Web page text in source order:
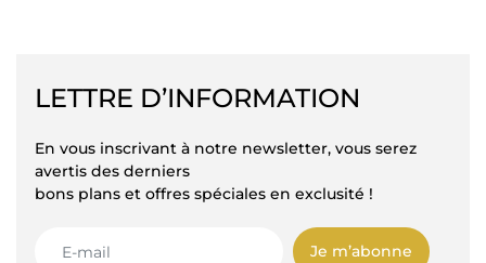
LETTRE D’INFORMATION
En vous inscrivant à notre newsletter, vous serez
avertis des derniers
bons plans et offres spéciales en exclusité !
Je m’abonne